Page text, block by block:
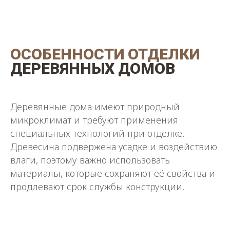
ОСОБЕННОСТИ ОТДЕЛКИ
ДЕРЕВЯННЫХ ДОМОВ
Деревянные дома имеют природный
микроклимат и требуют применения
специальных технологий при отделке.
Древесина подвержена усадке и воздействию
влаги, поэтому важно использовать
материалы, которые сохраняют её свойства и
продлевают срок службы конструкции.